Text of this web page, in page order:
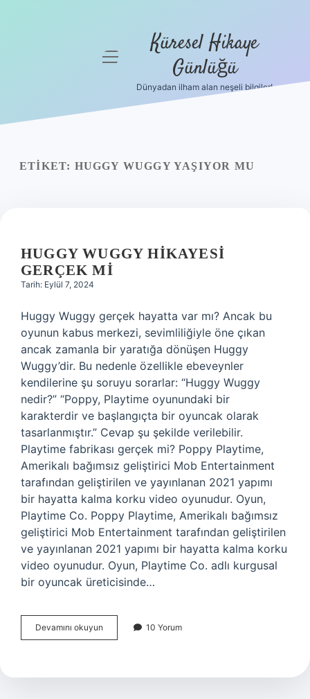
menüyü
Küresel Hikaye
Günlüğü
Dünyadan ilham alan neşeli bilgiler!
ETIKET: HUGGY WUGGY YAŞIYOR MU
HUGGY WUGGY HIKAYESI
GERÇEK MI
Tarih: Eylül 7, 2024
Huggy Wuggy gerçek hayatta var mı? Ancak bu
oyunun kabus merkezi, sevimliliğiyle öne çıkan
ancak zamanla bir yaratığa dönüşen Huggy
Wuggy’dir. Bu nedenle özellikle ebeveynler
kendilerine şu soruyu sorarlar: “Huggy Wuggy
nedir?” “Poppy, Playtime oyunundaki bir
karakterdir ve başlangıçta bir oyuncak olarak
tasarlanmıştır.” Cevap şu şekilde verilebilir.
Playtime fabrikası gerçek mi? Poppy Playtime,
Amerikalı bağımsız geliştirici Mob Entertainment
tarafından geliştirilen ve yayınlanan 2021 yapımı
bir hayatta kalma korku video oyunudur. Oyun,
Playtime Co. Poppy Playtime, Amerikalı bağımsız
geliştirici Mob Entertainment tarafından geliştirilen
ve yayınlanan 2021 yapımı bir hayatta kalma korku
video oyunudur. Oyun, Playtime Co. adlı kurgusal
bir oyuncak üreticisinde…
Devamını okuyun
Wuggy
Mi
10 Yorum